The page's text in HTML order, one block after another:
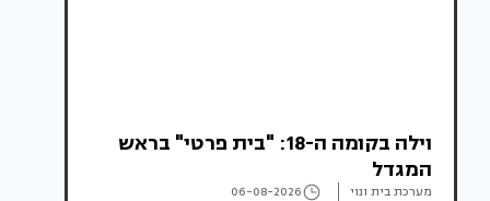
וילה בקומה ה-18: "בית פרטי" בראש
המגדל
מערכת בית ונוי 06-08-2026